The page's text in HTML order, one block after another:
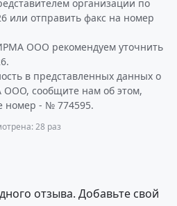
организации по
или отправить факс на номер
ООО рекомендуем уточнить
в представленных данных о
сообщите нам об этом,
номер - № 774595.
28 раз
отзыва. Добавьте свой